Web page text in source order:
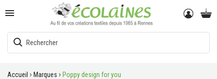

Accueil Marques Poppy design for you